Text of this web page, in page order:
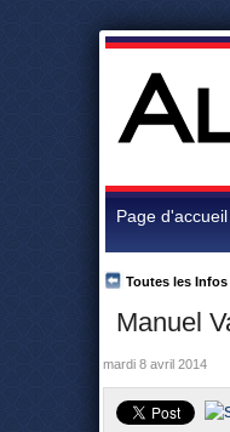
Page d'accueil
Manuel
Toutes les Infos
mardi 8 avril 2014